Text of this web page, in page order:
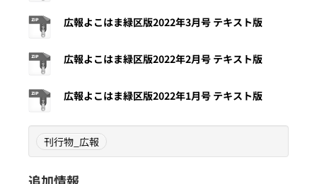
広報よこはま緑区版2022年3月号 テキスト版
広報よこはま緑区版2022年2月号 テキスト版
広報よこはま緑区版2022年1月号 テキスト版
刊行物_広報